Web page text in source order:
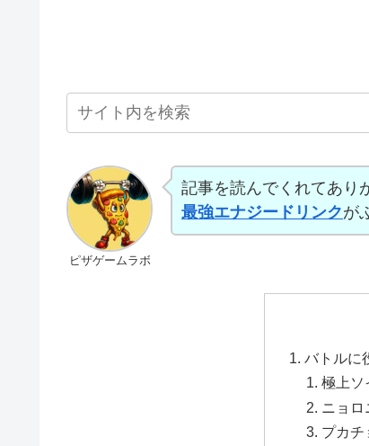
ピザゲームラボ
記事を読んでくれてあり
最強エナジードリンクが
バトルに
極上ソ
ニョ
プカチ